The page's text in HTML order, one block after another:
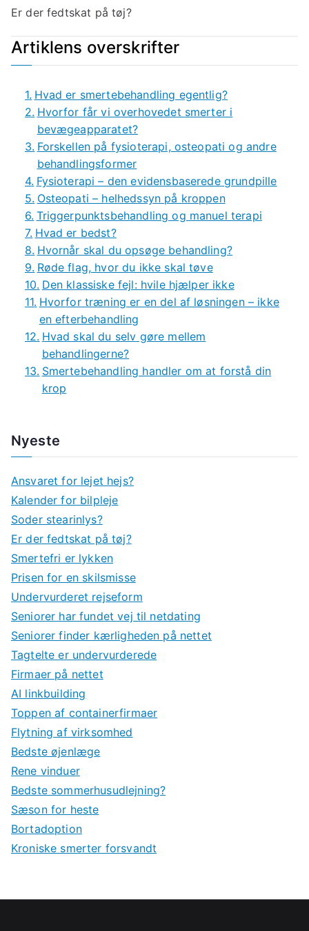
Er der fedtskat på tøj?
Artiklens overskrifter
Hvad er smertebehandling egentlig?
Hvorfor får vi overhovedet smerter i
bevægeapparatet?
Forskellen på fysioterapi, osteopati og andre
behandlingsformer
Fysioterapi – den evidensbaserede grundpille
Osteopati – helhedssyn på kroppen
Triggerpunktsbehandling og manuel terapi
Hvad er bedst?
Hvornår skal du opsøge behandling?
Røde flag, hvor du ikke skal tøve
Den klassiske fejl: hvile hjælper ikke
Hvorfor træning er en del af løsningen – ikke
en efterbehandling
Hvad skal du selv gøre mellem
behandlingerne?
Smertebehandling handler om at forstå din
krop
Nyeste
Ansvaret for lejet hejs?
Kalender for bilpleje
Soder stearinlys?
Er der fedtskat på tøj?
Smertefri er lykken
Prisen for en skilsmisse
Undervurderet rejseform
Seniorer har fundet vej til netdating
Seniorer finder kærligheden på nettet
Tagtelte er undervurderede
Firmaer på nettet
AI linkbuilding
Toppen af containerfirmaer
Flytning af virksomhed
Bedste øjenlæge
Rene vinduer
Bedste sommerhusudlejning?
Sæson for heste
Bortadoption
Kroniske smerter forsvandt